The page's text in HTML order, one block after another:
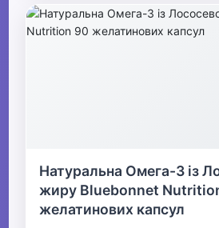
Натуральна Омега-3 із
жиру Bluebonnet
желатинових капсул